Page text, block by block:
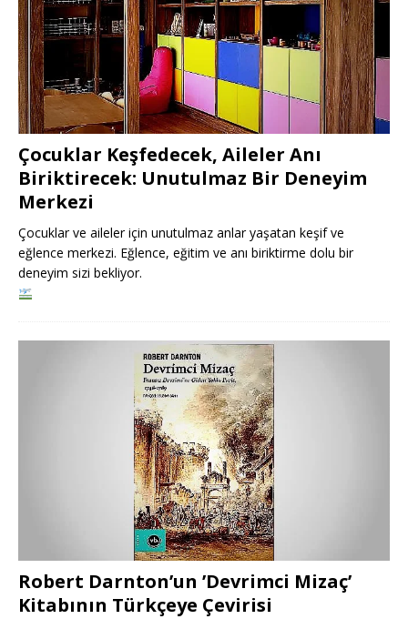
Çocuklar Keşfedecek, Aileler Anı
Biriktirecek: Unutulmaz Bir Deneyim
Merkezi
Çocuklar ve aileler için unutulmaz anlar yaşatan keşif ve
eğlence merkezi. Eğlence, eğitim ve anı biriktirme dolu bir
deneyim sizi bekliyor.
Robert Darnton’un ’Devrimci Mizaç’
Kitabının Türkçeye Çevirisi